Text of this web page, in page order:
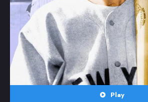
Omiljeni
Play